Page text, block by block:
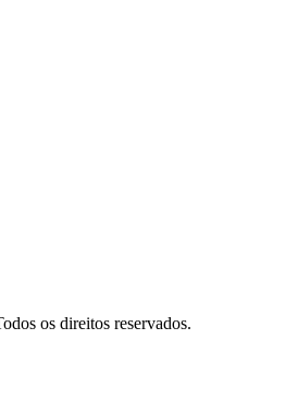
os direitos reservados.